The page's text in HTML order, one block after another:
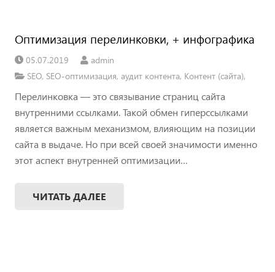
Оптимизация перелинковки, + инфографика
05.07.2019
admin
SEO, SEO-оптимизация, аудит контента, Контент (сайта),
Перелинковка — это связывание страниц сайта
внутренними ссылками. Такой обмен гиперссылками
является важным механизмом, влияющим на позиции
сайта в выдаче. Но при всей своей значимости именно
этот аспект внутренней оптимизации…
ЧИТАТЬ ДАЛЕЕ